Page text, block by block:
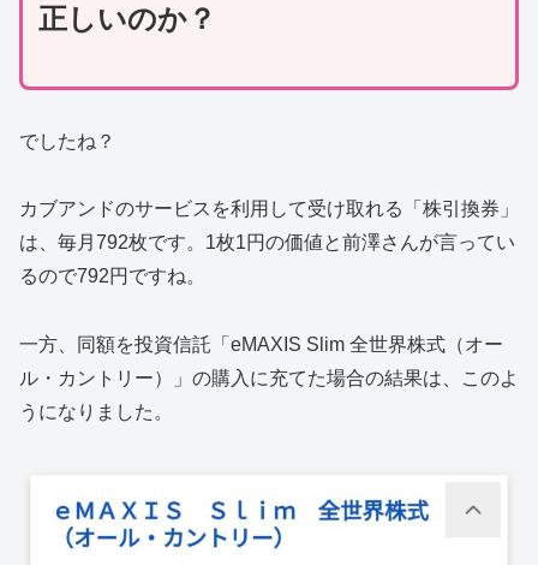
正しいのか？
でしたね？
カブアンドのサービスを利用して受け取れる「株引換券」
は、毎月792枚です。1枚1円の価値と前澤さんが言ってい
るので792円ですね。
一方、同額を投資信託「eMAXIS Slim 全世界株式（オー
ル・カントリー）」の購入に充てた場合の結果は、このよ
うになりました。